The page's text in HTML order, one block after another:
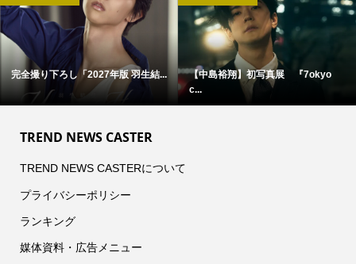
完全撮り下ろし「2027年版 羽生結...
【中島裕翔】初写真展 『7okyo
c...
TREND NEWS CASTER
TREND NEWS CASTERについて
プライバシーポリシー
ランキング
媒体資料・広告メニュー